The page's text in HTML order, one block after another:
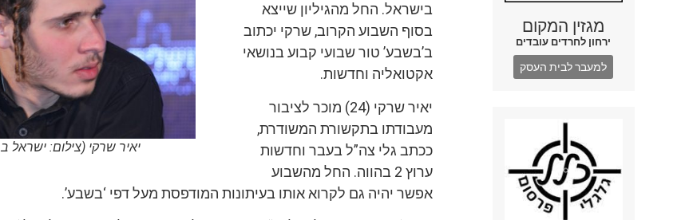
מגזין המקום
ירחון לחרדים עובדים
למעבר לבית העסק
יאיר שרקי (צילום: ישראל
בישראל. החל מהגיליון שייצא
בסוף השבוע הקרוב, שרקי יכתוב
ב’בשבע’ טור שבועי קבוע בנושאי
אקטואליה וחדשות.
יאיר שרקי (24) מוכר לציבור
מעבודתו בתקשורת המשודרת,
ככתב גלי צה”ל בעבר וחדשות
ערוץ 2 בהווה. החל מהשבוע
אפשר יהיה גם לקרוא אותו בעיתונות המודפסת מעל דפי ‘בשבע’.